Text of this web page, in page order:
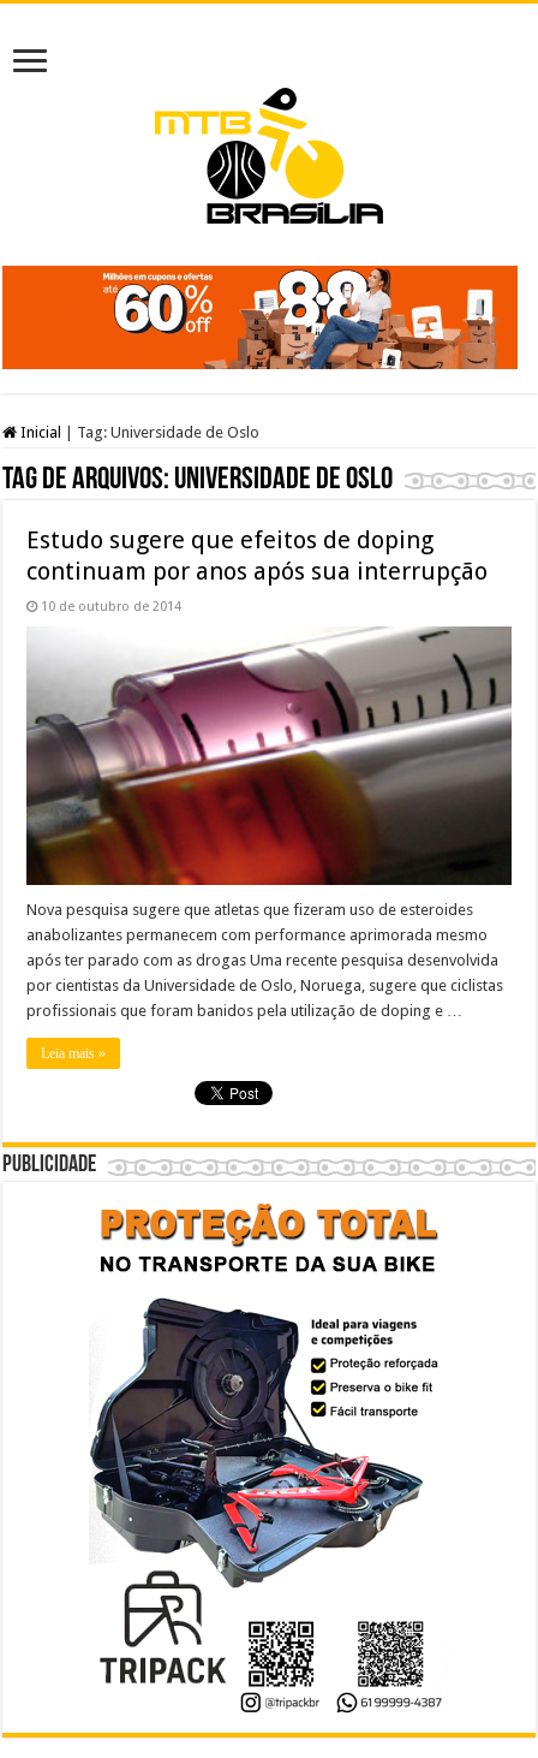
Inicial Tag:Universidade de Oslo
Tag de arquivos: Universidade de Oslo
Estudo sugere que efeitos de doping
continuam por anos após sua interrupção
10 de outubro de 2014
Nova pesquisa sugere que atletas que fizeram uso de esteroides
anabolizantes permanecem com performance aprimorada mesmo
após ter parado com as drogas Uma recente pesquisa desenvolvida
por cientistas da Universidade de Oslo, Noruega, sugere que ciclistas
profissionais que foram banidos pela utilização de doping e …
Leia mais »
Publicidade